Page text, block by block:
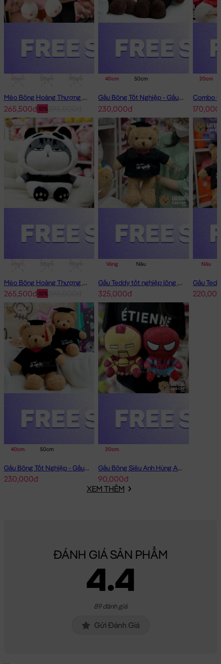
1m
Mèo Bông Hoàng Thượng Cosplay Thỏ Hồng
-10%
265,500đ
40cm 50cm
Gấu Bông Tốt Nghiệp - Gấu Teddy tốt nghiệp lông xù màu Nâu
230,000đ
20cm
1m
Mèo Bông Hoàng Thượng Cosplay Panda
-10%
265,500đ
Vàng Nâu
Gấu Teddy tốt nghiệp lông xù 50cm
325,000đ
Nâu
40cm 50cm
Gấu Bông Tốt Nghiệp - Gấu Teddy tốt nghiệp lông xù màu Vàng
230,000đ
20cm
Gấu Bông Siêu Anh Hùng Avenger Nhí
90,000đ
XEM THÊM
ĐÁNH GIÁ SẢN PHẨM
4.4
89 đánh giá
Gửi Đánh Giá